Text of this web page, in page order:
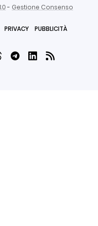
- Gestione Consenso
PRIVACY PUBBLICITÀ